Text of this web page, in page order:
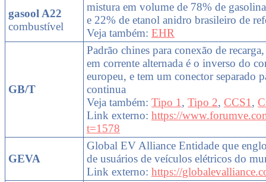
gasool A22
combustível
mistura em volume de 78% de
e 22% de etanol anidro brasileiro de
Veja também: EHR
GB/T
Padrão chines para conexão de
em corrente alternada é o inverso do
europeu, e tem um conector separado
continua
Veja também: Tipo 1, Tipo 2, CCS1,
Link externo: https://
t=1578
GEVA
Global EV Alliance Entidade que
de usuários de veículos elétricos do
Link externo: https://